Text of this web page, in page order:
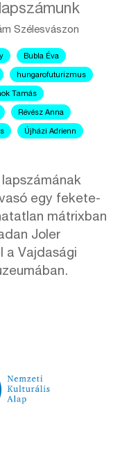
Szélesvászon
Bubla Éva
hungarofuturizmus
Tamás
Révész Anna
Újházi Adrienn
egy fekete-
mátrixban
Joler
a Vajdasági